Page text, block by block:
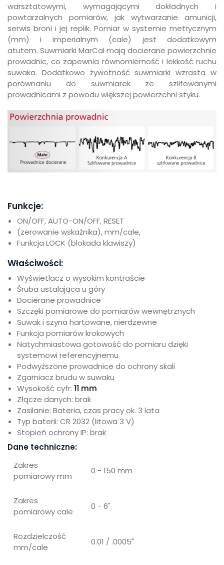
warsztatowymi, wymagającymi dokładnych i
powtarzalnych pomiarów, jak wytwarzanie amunicji,
serwis broni i jej replik. Pomiar w systemie metrycznym
(mm) i imperialnym (cale) jest dodatkowym
atutem. Suwmiarki MarCal mają docierane powierzchnie
prowadnic, co zapewnia równomierność i lekkość ruchu
suwaka. Dodatkowo żywotność suwmiarki wzrasta w
porównaniu do suwmiarek ze szlifowanymi
prowadnicami z powodu większej powierzchni styku.
Funkcje:
ON/OFF, AUTO-ON/OFF, RESET
(zerowanie wskaźnika), mm/cale,
Funkcja LOCK (blokada klawiszy)
Właściwości:
Wyświetlacz o wysokim kontraście
Śruba ustalająca u góry
Docierane prowadnice
Szczęki pomiarowe do pomiarów wewnętrznych
Suwak i szyna hartowane, nierdzewne
Funkcja pomiarów krokowych
Natychmiastowa gotowość do pomiaru dzięki
systemowi referencyjnemu
Podwyższone prowadnice do ochrony skali
Zgarniacz brudu w suwaku
Wysokość cyfr: 11 mm
Złącze danych: brak
Zasilanie: Bateria, czas pracy ok. 3 lata
Typ baterii: CR 2032 (litowa 3 V)
Stopień ochrony IP: brak
Dane techniczne:
Zakres
pomiarowy mm
0 - 150 mm
Zakres
pomiarowy cale
0 - 6"
Rozdzielczość
mm/cale
0.01 / .0005"